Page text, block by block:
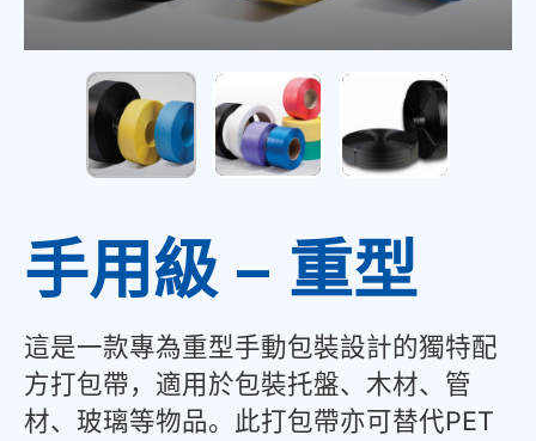
手用級 – 重型
這是一款專為重型手動包裝設計的獨特配
方打包帶，適用於包裝托盤、木材、管
材、玻璃等物品。此打包帶亦可替代PET